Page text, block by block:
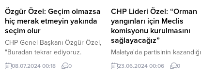
Özgür Özel: Geçim olmazsa
hiç merak etmeyin yakında
seçim olur
CHP Genel Başkanı Özgür Özel,
"Buradan tekrar ediyoruz.
08.07.2024 00:18 0
CHP Lideri Özel: “Orman
yangınları için Meclis
komisyonu kurulmasını
sağlayacağız”
Malatya'da partisinin kazandığı
belediyeleri ziyaret eden CHP
Genel Başkanı Özgür Özel,
23.06.2024 00:06 0